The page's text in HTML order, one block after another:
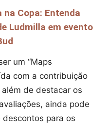
na Copa: Entenda
Ludmilla em evento
um “Maps
com a contribuição
de destacar os
ainda pode
descontos para os